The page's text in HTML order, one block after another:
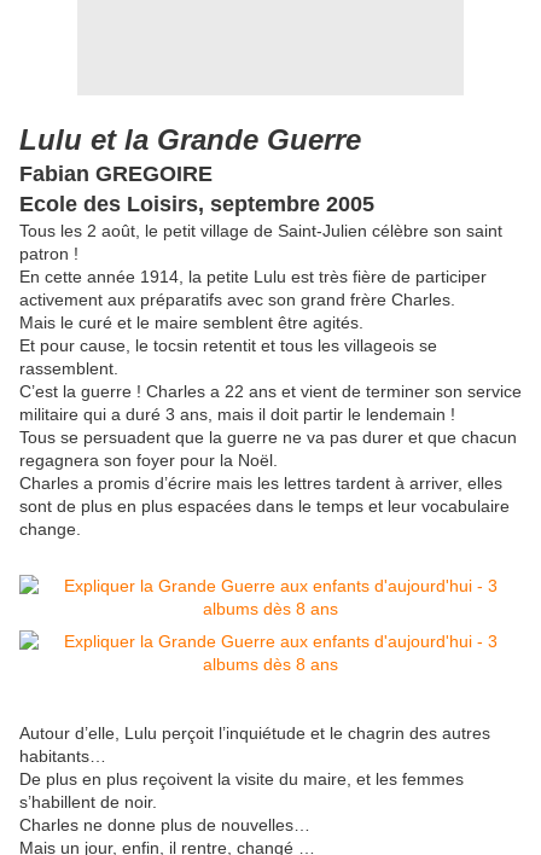
Lulu et la Grande Guerre
Fabian GREGOIRE
Ecole des Loisirs, septembre 2005
Tous les 2 août, le petit village de Saint-Julien célèbre son saint
patron !
En cette année 1914, la petite Lulu est très fière de participer
activement aux préparatifs avec son grand frère Charles.
Mais le curé et le maire semblent être agités.
Et pour cause, le tocsin retentit et tous les villageois se
rassemblent.
C’est la guerre ! Charles a 22 ans et vient de terminer son service
militaire qui a duré 3 ans, mais il doit partir le lendemain !
Tous se persuadent que la guerre ne va pas durer et que chacun
regagnera son foyer pour la Noël.
Charles a promis d’écrire mais les lettres tardent à arriver, elles
sont de plus en plus espacées dans le temps et leur vocabulaire
change.
Autour d’elle, Lulu perçoit l’inquiétude et le chagrin des autres
habitants…
De plus en plus reçoivent la visite du maire, et les femmes
s’habillent de noir.
Charles ne donne plus de nouvelles…
Mais un jour, enfin, il rentre, changé …